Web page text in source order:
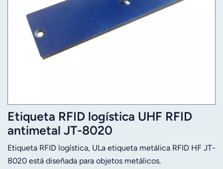
Etiqueta RFID logística UHF RFID
antimetal JT-8020
Etiqueta RFID logística, ULa etiqueta metálica RFID HF JT-
8020 está diseñada para objetos metálicos.